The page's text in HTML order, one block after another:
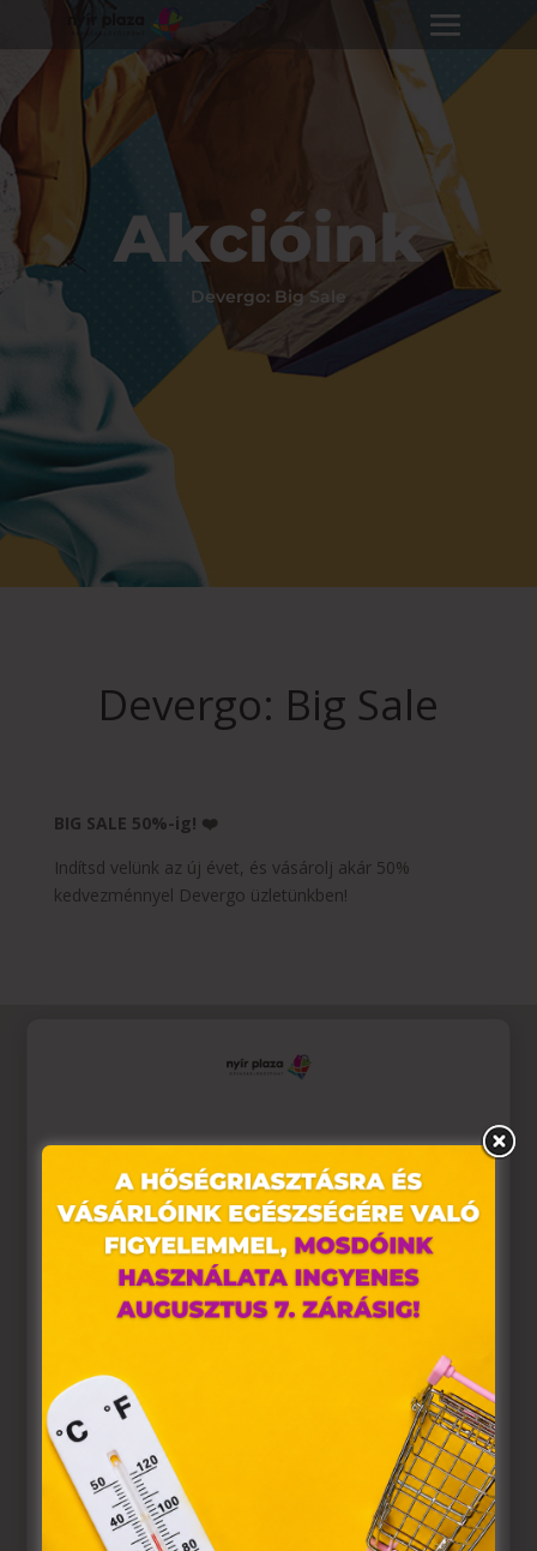
Akcióink
Devergo: Big Sale
Devergo: Big Sale
BIG SALE 50%-ig! ❤️
Indítsd velünk az új évet, és vásárolj akár 50%
kedvezménnyel Devergo üzletünkben!
Weboldalunkon „cookie"-kat (továbbiakban „süti")
alkalmazunk. Ezek olyan fájlok, melyek információt
tárolnak webes böngészőjében. Ehhez az Ön
hozzájárulása szükséges.
A „sütiket" az elektronikus hírközlésről szóló 2003. évi C.
törvény, az elektronikus kereskedelmi szolgáltatások, az
információs társadalommal összefüggő szolgáltatások
egyes kérdéseiről szóló 2001. évi CVIII. törvény, valamint
az Európai Unió előírásainak megfelelően használjuk.
Azon weblapoknak, melyek az Európai Unió országain
belül működnek, a „sütik" használatához, és ezeknek a
felhasználó számítógépén vagy egyéb eszközén történő
tárolásához a felhasználók hozzájárulását kell kérniük.